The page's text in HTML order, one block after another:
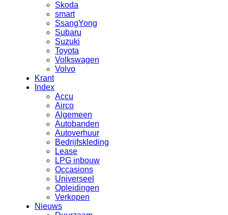
Skoda
smart
SsangYong
Subaru
Suzuki
Toyota
Volkswagen
Volvo
Krant
Index
Accu
Airco
Algemeen
Autobanden
Autoverhuur
Bedrijfskleding
Lease
LPG inbouw
Occasions
Universeel
Opleidingen
Verkopen
Nieuws